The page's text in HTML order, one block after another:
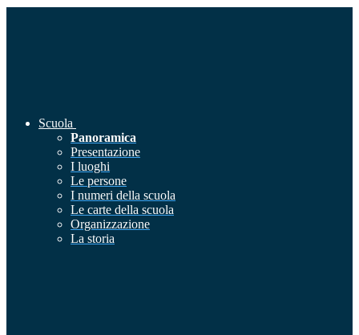
Scuola
Panoramica
Presentazione
I luoghi
Le persone
I numeri della scuola
Le carte della scuola
Organizzazione
La storia